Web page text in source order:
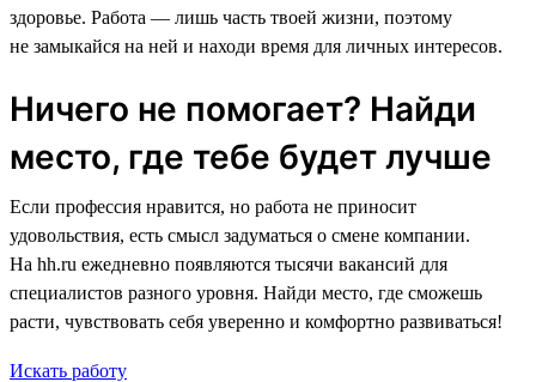
здоровье. Работа — лишь часть твоей жизни, поэтому
не замыкайся на ней и находи время для личных интересов.
Ничего не помогает? Найди
место, где тебе будет лучше
Если профессия нравится, но работа не приносит
удовольствия, есть смысл задуматься о смене компании.
На hh.ru ежедневно появляются тысячи вакансий для
специалистов разного уровня. Найди место, где сможешь
расти, чувствовать себя уверенно и комфортно развиваться!
Искать работу